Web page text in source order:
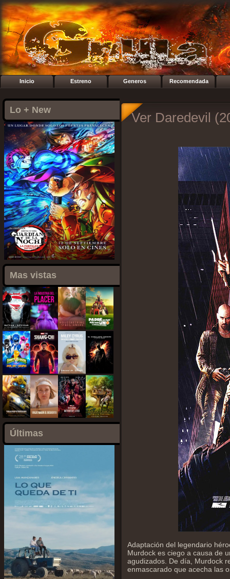
Inicio Estreno Generos Recomendada
Lo + New
Mas vistas
Últimas
Ver Daredevil
Adaptación del legendario
Murdock es ciego a causa de
agudizados. De día, Murdock
enmascarado que acecha las